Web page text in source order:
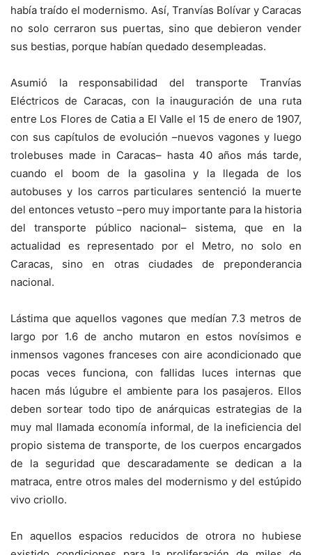
había traído el modernismo. Así, Tranvías Bolívar y Caracas
no solo cerraron sus puertas, sino que debieron vender
sus bestias, porque habían quedado desempleadas.
Asumió la responsabilidad del transporte Tranvías
Eléctricos de Caracas, con la inauguración de una ruta
entre Los Flores de Catia a El Valle el 15 de enero de 1907,
con sus capítulos de evolución –nuevos vagones y luego
trolebuses made in Caracas– hasta 40 años más tarde,
cuando el boom de la gasolina y la llegada de los
autobuses y los carros particulares sentenció la muerte
del entonces vetusto –pero muy importante para la historia
del transporte público nacional– sistema, que en la
actualidad es representado por el Metro, no solo en
Caracas, sino en otras ciudades de preponderancia
nacional.
Lástima que aquellos vagones que medían 7.3 metros de
largo por 1.6 de ancho mutaron en estos novísimos e
inmensos vagones franceses con aire acondicionado que
pocas veces funciona, con fallidas luces internas que
hacen más lúgubre el ambiente para los pasajeros. Ellos
deben sortear todo tipo de anárquicas estrategias de la
muy mal llamada economía informal, de la ineficiencia del
propio sistema de transporte, de los cuerpos encargados
de la seguridad que descaradamente se dedican a la
matraca, entre otros males del modernismo y del estúpido
vivo criollo.
En aquellos espacios reducidos de otrora no hubiese